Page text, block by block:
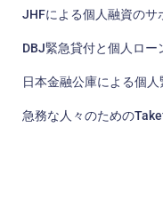
JHFによる個人融資のサ
DBJ緊急貸付と個人ロー
日本金融公庫による個人
急務な人々のための